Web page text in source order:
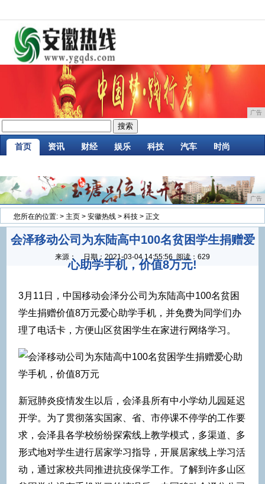
广告
首页 资讯 财经 娱乐 科技 汽车 时尚
广告
您所在的位置: > 主页 > 安徽热线 > 科技 > 正文
会泽移动公司为东陆高中100名贫困学生捐赠爱
心助学手机，价值8万元!
来源： 日期： 2021-03-04 14:55:56 阅读：629
3月11日，中国移动会泽分公司为东陆高中100名贫困
学生捐赠价值8万元爱心助学手机，并免费为同学们办
理了电话卡，方便山区贫困学生在家进行网络学习。
新冠肺炎疫情发生以后，会泽县所有中小学幼儿园延迟
开学。为了贯彻落实国家、省、市停课不停学的工作要
求，会泽县各学校纷纷探索线上教学模式，多渠道、多
形式地对学生进行居家学习指导，开展居家线上学习活
动，通过家校共同推进抗疫保学工作。了解到许多山区